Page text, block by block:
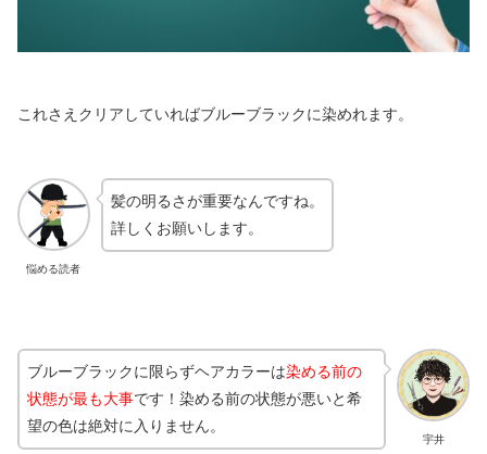
これさえクリアしていればブルーブラックに染めれます。
悩める読者
髪の明るさが重要なんですね。
詳しくお願いします。
宇井
ブルーブラックに限らずヘアカラーは染める前の
状態が最も大事です！染める前の状態が悪いと希
望の色は絶対に入りません。